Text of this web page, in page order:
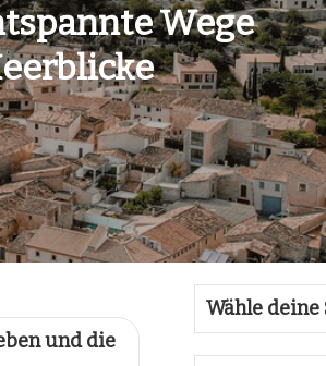
Wege
und die
Wähle deine